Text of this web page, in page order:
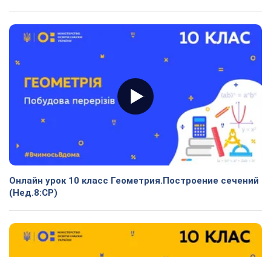
Онлайн урок 10 класс Геометрия.Построение сечений
(Нед.8:СР)